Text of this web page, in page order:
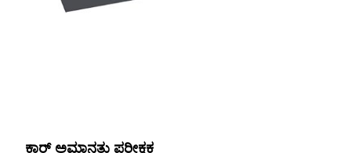
ಕಾರ್ ಅಮಾನತು ಪರೀಕ್ಷಕ